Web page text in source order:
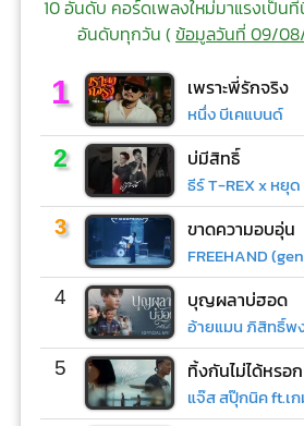
10 อันดับ คอร์ดเพลงใหม่มาแรงเป็น
อันดับทุกวัน (ข้อมูลวันที่ 09/
1 เพราะพี่รักจริง
หนึ่ง บีเคแบนด์
2 บ่มีสิทธิ์
ธีร์ T-REX x หยุด
3 ขาดความอบอุ่น
4 บุญผลาบ่ฮอด
อ้ายแมน ภิสิทธิ์พ
5 ทิ้งกันไม่ได้หรอก
แจ๊ส สปุ๊กนิค ft.เ